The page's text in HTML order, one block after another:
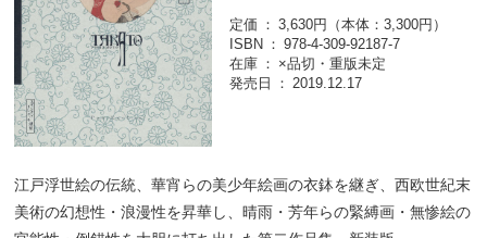
定価
3,630円（本体：3,300円）
ISBN
978-4-309-92187-7
在庫
×品切・重版未定
発売日
2019.12.17
江戸浮世絵の伝統、華宵らの美少年絵画の衣鉢を継ぎ、西欧世紀末
美術の幻想性・浪漫性を昇華し、晴雨・芳年らの緊縛画・無惨絵の